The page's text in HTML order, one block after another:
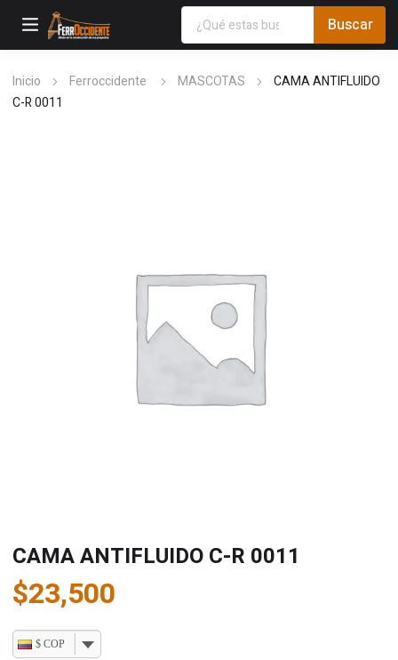
Inicio Ferroccidente MASCOTAS
CAMA ANTIFLUIDO
C-R 0011
CAMA ANTIFLUIDO C-R 0011
$23,500
$ COP